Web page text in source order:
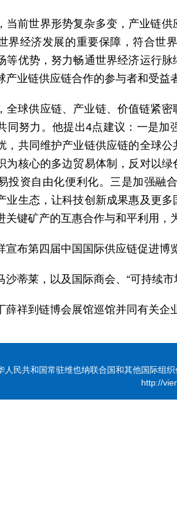
当前世界形势复杂多变，产业链
界经济发展的重要保障，符合世
等优势，努力畅通世界经济运行
产业链供应链合作的参与者和受益
全球供应链、产业链、价值链紧
同努力。他提出4点建议：一是
，共同维护产业链供应链的全球
为核心的多边贸易体制，反对以
投资自由化便利化。三是加强融
业生态，让科技创新成果惠及更
关键矿产的互惠合作与和平利用
宣布第四届中国国际供应链促进博
沙蒂莱，以及国际商会、“可持续
薛祥到链博会展馆巡馆并同有关企
人民共和国常驻维也纳联合国和其他国际组
http://